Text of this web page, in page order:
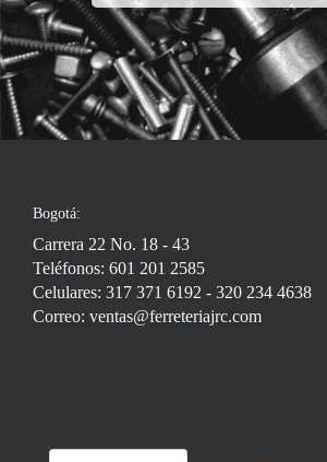
Bogotá:
Carrera 22 No. 18 - 43
Teléfonos: 601 201 2585
Celulares: 317 371 6192 - 320 234 4638
Correo: ventas@ferreteriajrc.com